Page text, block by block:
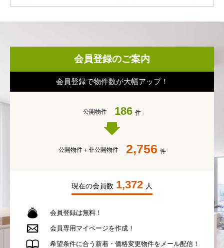
会員登録のご案内
会員登録で物件数が大幅アップ！
公開物件 186 件
公開物件＋非公開物件 2,756 件
現在の会員数 1,372 人
会員登録は無料！
会員専用 マイページを作成！
希望条件に合う 新着・価格変更物件を メール配信！